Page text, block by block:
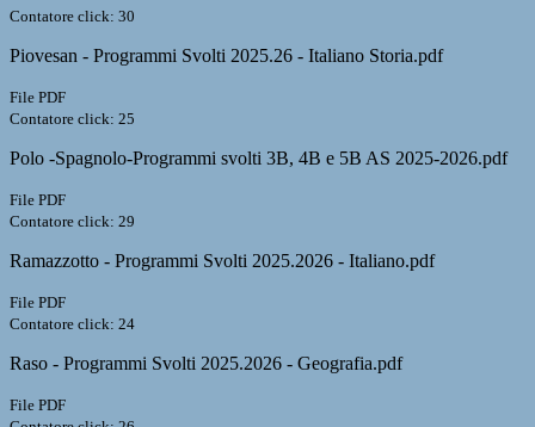
Contatore click: 30
Piovesan - Programmi Svolti 2025.26 - Italiano Storia.pdf
File PDF
Contatore click: 25
Polo -Spagnolo-Programmi svolti 3B, 4B e 5B AS 2025-2026.pdf
File PDF
Contatore click: 29
Ramazzotto - Programmi Svolti 2025.2026 - Italiano.pdf
File PDF
Contatore click: 24
Raso - Programmi Svolti 2025.2026 - Geografia.pdf
File PDF